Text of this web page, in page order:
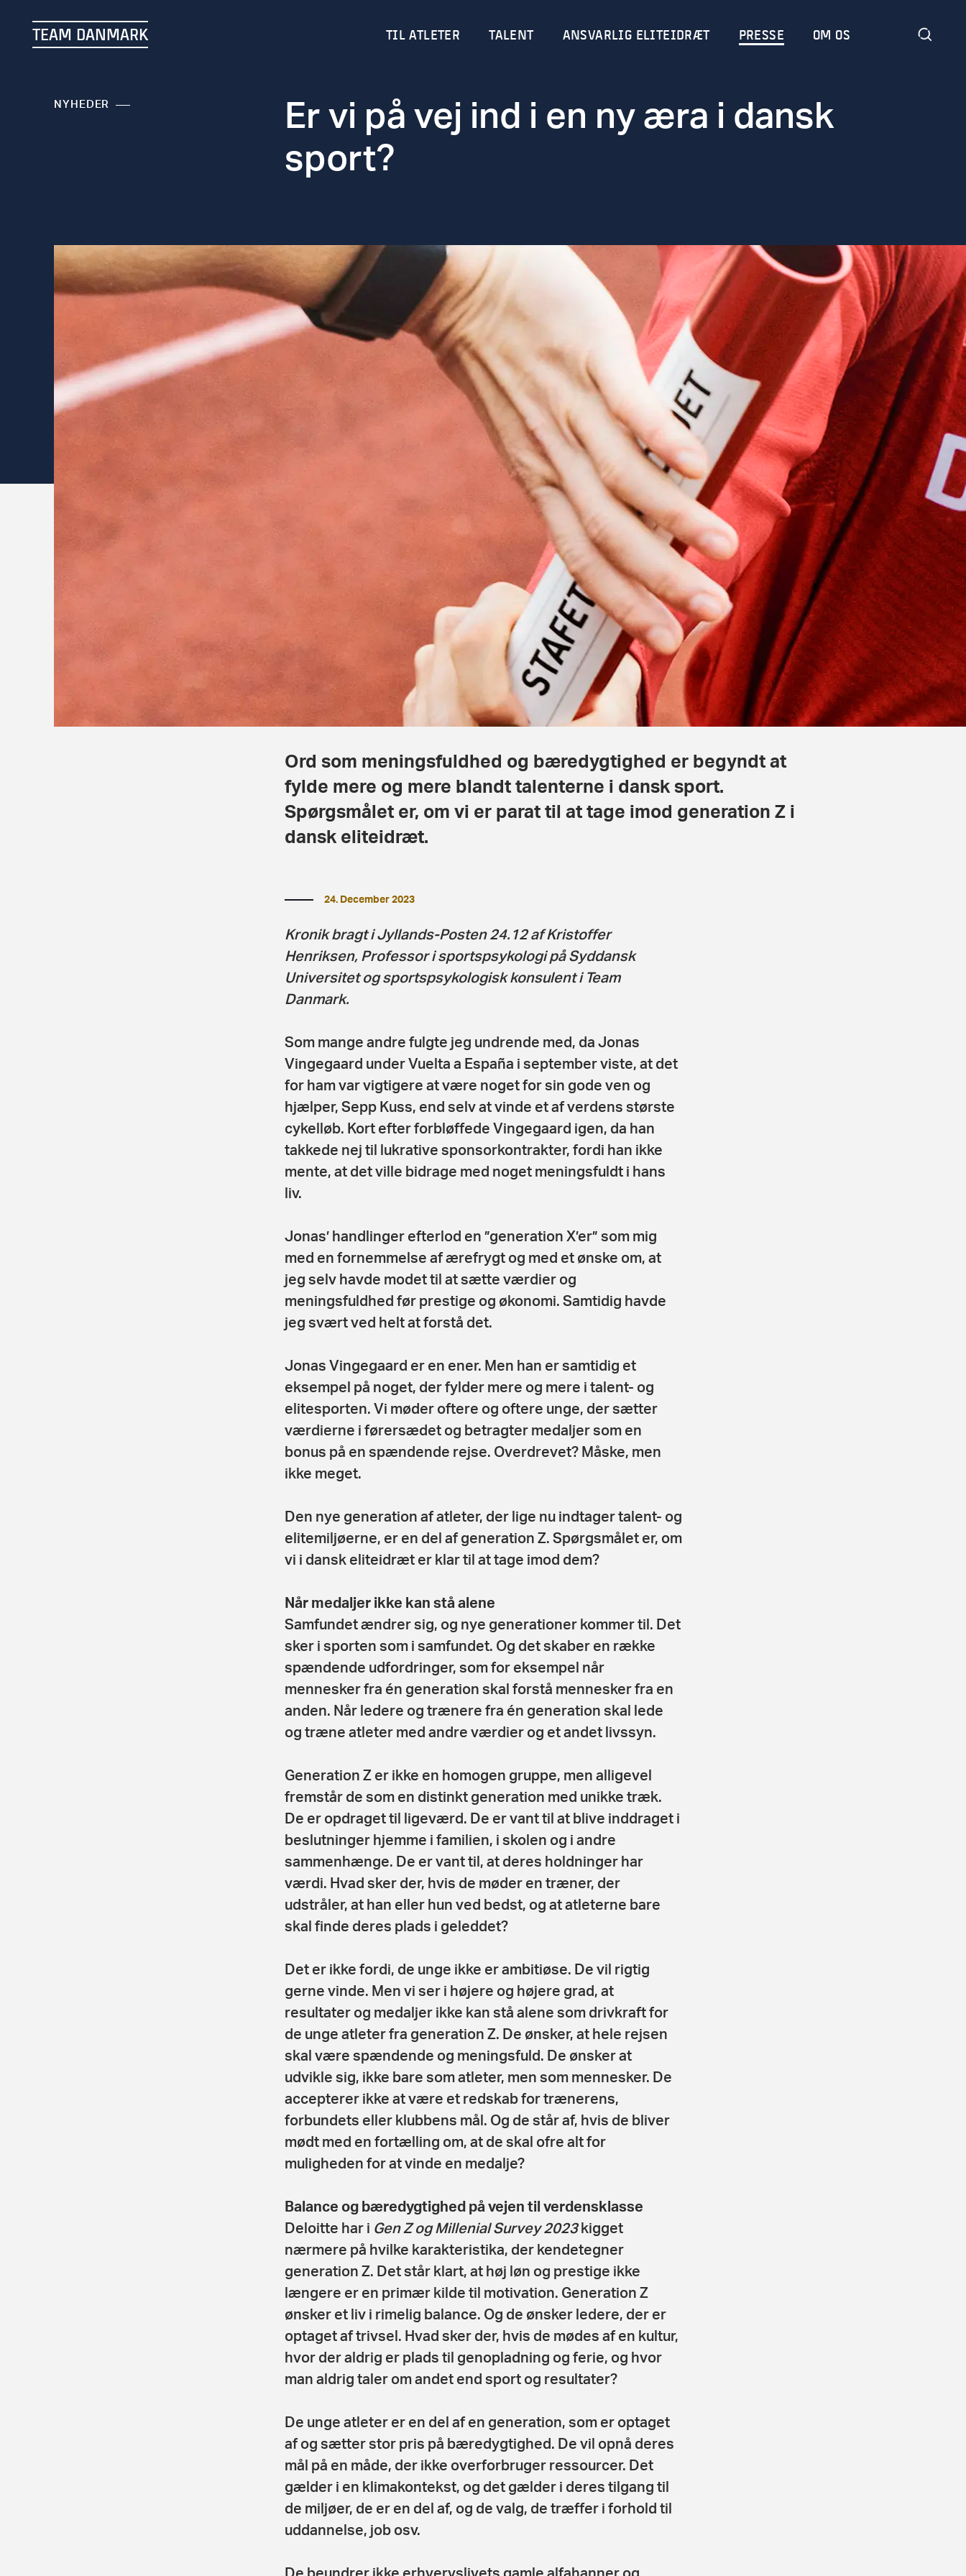
TEAM DANMARK TIL ATLETER TALENT ANSVARLIG ELITEIDRÆT PRESSE OM OS
NYHEDER
Er vi på vej ind i en ny æra i dansk
sport?
Ord som meningsfuldhed og bæredygtighed er begyndt at
fylde mere og mere blandt talenterne i dansk sport.
Spørgsmålet er, om vi er parat til at tage imod generation Z i
dansk eliteidræt.
24. December 2023
Kronik bragt i Jyllands-Posten 24.12 af Kristoffer
Henriksen, Professor i sportspsykologi på Syddansk
Universitet og sportspsykologisk konsulent i Team
Danmark.
Som mange andre fulgte jeg undrende med, da Jonas
Vingegaard under Vuelta a España i september viste, at det
for ham var vigtigere at være noget for sin gode ven og
hjælper, Sepp Kuss, end selv at vinde et af verdens største
cykelløb. Kort efter forbløffede Vingegaard igen, da han
takkede nej til lukrative sponsorkontrakter, fordi han ikke
mente, at det ville bidrage med noget meningsfuldt i hans
liv.
Jonas’ handlinger efterlod en ”generation X’er” som mig
med en fornemmelse af ærefrygt og med et ønske om, at
jeg selv havde modet til at sætte værdier og
meningsfuldhed før prestige og økonomi. Samtidig havde
jeg svært ved helt at forstå det.
Jonas Vingegaard er en ener. Men han er samtidig et
eksempel på noget, der fylder mere og mere i talent- og
elitesporten. Vi møder oftere og oftere unge, der sætter
værdierne i førersædet og betragter medaljer som en
bonus på en spændende rejse. Overdrevet? Måske, men
ikke meget.
Den nye generation af atleter, der lige nu indtager talent- og
elitemiljøerne, er en del af generation Z. Spørgsmålet er, om
vi i dansk eliteidræt er klar til at tage imod dem?
Når medaljer ikke kan stå alene
Samfundet ændrer sig, og nye generationer kommer til. Det
sker i sporten som i samfundet. Og det skaber en række
spændende udfordringer, som for eksempel når
mennesker fra én generation skal forstå mennesker fra en
anden. Når ledere og trænere fra én generation skal lede
og træne atleter med andre værdier og et andet livssyn.
Generation Z er ikke en homogen gruppe, men alligevel
fremstår de som en distinkt generation med unikke træk.
De er opdraget til ligeværd. De er vant til at blive inddraget i
beslutninger hjemme i familien, i skolen og i andre
sammenhænge. De er vant til, at deres holdninger har
værdi. Hvad sker der, hvis de møder en træner, der
udstråler, at han eller hun ved bedst, og at atleterne bare
skal finde deres plads i geleddet?
Det er ikke fordi, de unge ikke er ambitiøse. De vil rigtig
gerne vinde. Men vi ser i højere og højere grad, at
resultater og medaljer ikke kan stå alene som drivkraft for
de unge atleter fra generation Z. De ønsker, at hele rejsen
skal være spændende og meningsfuld. De ønsker at
udvikle sig, ikke bare som atleter, men som mennesker. De
accepterer ikke at være et redskab for trænerens,
forbundets eller klubbens mål. Og de står af, hvis de bliver
mødt med en fortælling om, at de skal ofre alt for
muligheden for at vinde en medalje?
Balance og bæredygtighed på vejen til verdensklasse
Deloitte har i Gen Z og Millenial Survey 2023kigget
nærmere på hvilke karakteristika, der kendetegner
generation Z. Det står klart, at høj løn og prestige ikke
længere er en primær kilde til motivation. Generation Z
ønsker et liv i rimelig balance. Og de ønsker ledere, der er
optaget af trivsel. Hvad sker der, hvis de mødes af en kultur,
hvor der aldrig er plads til genopladning og ferie, og hvor
man aldrig taler om andet end sport og resultater?
De unge atleter er en del af en generation, som er optaget
af og sætter stor pris på bæredygtighed. De vil opnå deres
mål på en måde, der ikke overforbruger ressourcer. Det
gælder i en klimakontekst, og det gælder i deres tilgang til
de miljøer, de er en del af, og de valg, de træffer i forhold til
uddannelse, job osv.